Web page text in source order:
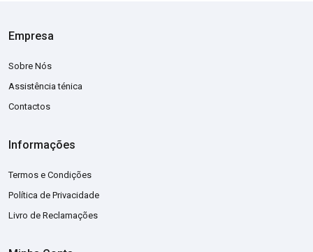
Empresa
Sobre Nós
Assistência ténica
Contactos
Informações
Termos e Condições
Política de Privacidade
Livro de Reclamações